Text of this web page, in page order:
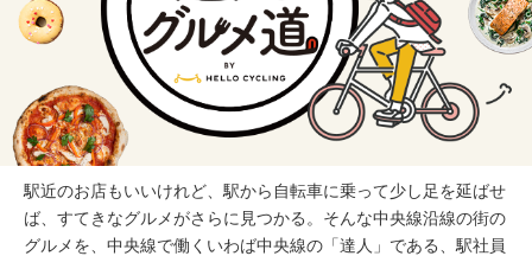
ショッピング
中央線カルチャー
特集
連載
駅近のお店もいいけれど、駅から自転車に乗って少し足を延ばせ
ば、すてきなグルメがさらに見つかる。そんな中央線沿線の街の
グルメを、中央線で働くいわば中央線の「達人」である、駅社員